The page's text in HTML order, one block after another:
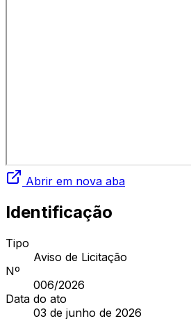
Abrir em nova aba
Identificação
Tipo
Aviso de Licitação
Nº
006/2026
Data do ato
03 de junho de 2026